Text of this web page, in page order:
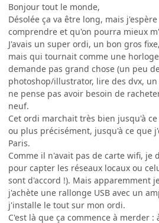
Bonjour tout le monde,
Désolée ça va être long, mais
comprendre et qu'on pourra mieux
J'avais un super ordi, un bon gros
mais qui tournait comme une
demande pas grand chose (un peu
photoshop/illustrator, lire des dvx,
ne pense pas avoir besoin de
neuf.
Cet ordi marchait très bien jusqu'à
ou plus précisément, jusqu'à ce que
Paris.
Comme il n'avait pas de carte wifi, je
pour capter les réseaux locaux ou
sont d'accord !). Mais apparemment
j'achète une rallonge USB avec un
j'installe le tout sur mon ordi.
C'est là que ça commence à merder